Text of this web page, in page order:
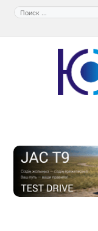
Перейти
содержимому
Поиск: